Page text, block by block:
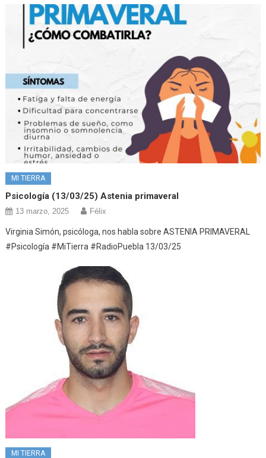
MI TIERRA
Psicología (13/03/25) Astenia primaveral
13 marzo, 2025 Félix
Virginia Simón, psicóloga, nos habla sobre ASTENIA PRIMAVERAL
#Psicología #MiTierra #RadioPuebla 13/03/25
MI TIERRA